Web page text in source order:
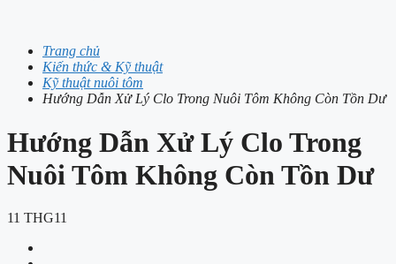
Trang chủ
Kiến thức & Kỹ thuật
Kỹ thuật nuôi tôm
Hướng Dẫn Xử Lý Clo Trong Nuôi Tôm Không Còn Tồn Dư
Hướng Dẫn Xử Lý Clo Trong
Nuôi Tôm Không Còn Tồn Dư
11 THG11